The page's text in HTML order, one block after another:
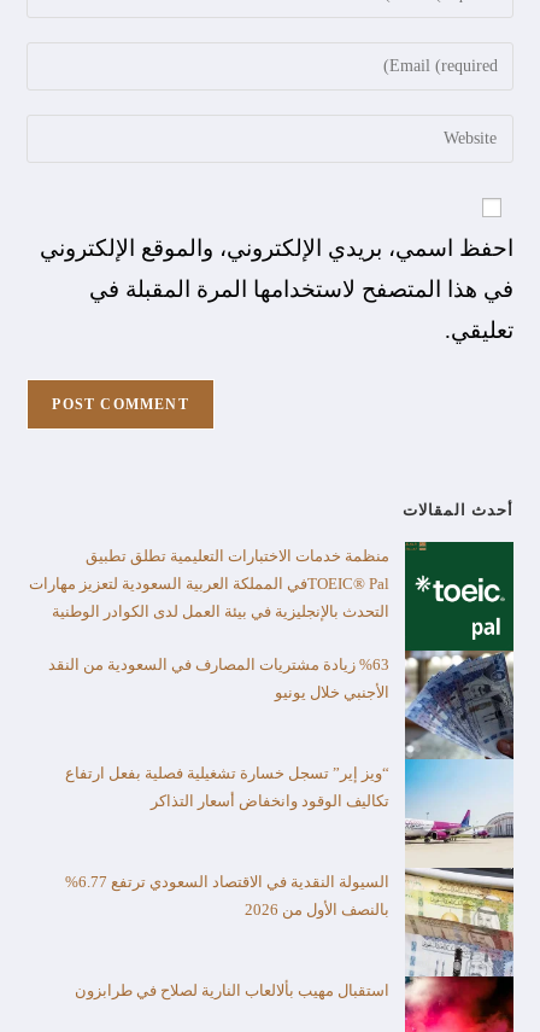
احفظ اسمي، بريدي الإلكتروني، والموقع الإلكتروني
في هذا المتصفح لاستخدامها المرة المقبلة في
تعليقي.
أحدث المقالات
منظمة خدمات الاختبارات التعليمية تطلق تطبيق
TOEIC® Palفي المملكة العربية السعودية لتعزيز مهارات
التحدث بالإنجليزية في بيئة العمل لدى الكوادر الوطنية
%63 زيادة مشتريات المصارف في السعودية من النقد
الأجنبي خلال يونيو
“ويز إير” تسجل خسارة تشغيلية فصلية بفعل ارتفاع
تكاليف الوقود وانخفاض أسعار التذاكر
السيولة النقدية في الاقتصاد السعودي ترتفع 6.77%
بالنصف الأول من 2026
استقبال مهيب بألالعاب النارية لصلاح في طرابزون